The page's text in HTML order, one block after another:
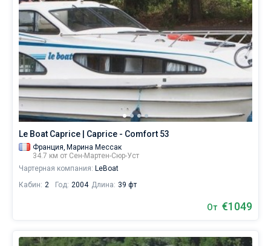
Le Boat Caprice | Caprice - Comfort 53
Франция, Марина Мессак
34.7 км от Сен-Мартен-Сюр-Уст
Чартерная компания: LeBoat
Кабин: 2 Год: 2004 Длина: 39 фт
От €1049